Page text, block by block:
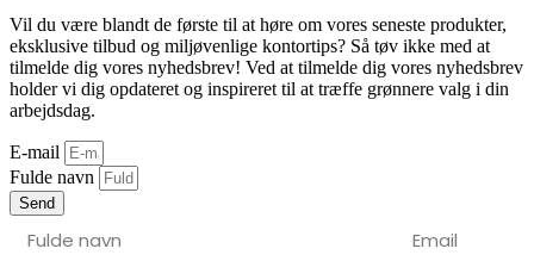
Vil du være blandt de første til at høre om vores seneste produkter,
eksklusive tilbud og miljøvenlige kontortips? Så tøv ikke med at
tilmelde dig vores nyhedsbrev! Ved at tilmelde dig vores nyhedsbrev
holder vi dig opdateret og inspireret til at træffe grønnere valg i din
arbejdsdag.
E-mail
Fulde navn
Send